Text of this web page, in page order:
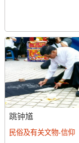
跳钟馗
民俗及有关文物-信仰